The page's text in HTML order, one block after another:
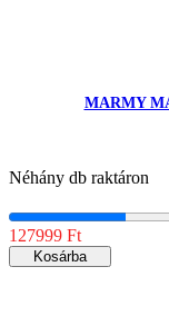
MARMY
Néhány db raktáron
127999 Ft
Kosárba